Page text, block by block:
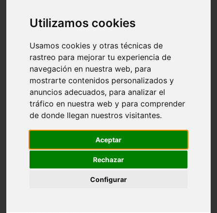
Utilizamos cookies
Usamos cookies y otras técnicas de
rastreo para mejorar tu experiencia de
navegación en nuestra web, para
mostrarte contenidos personalizados y
anuncios adecuados, para analizar el
tráfico en nuestra web y para comprender
de donde llegan nuestros visitantes.
Aceptar
Rechazar
Configurar
Valencia - chiva
Murcia - calasparra
Valencia - sagunt
Asturias - ribadesella
Castellón - benicàssim
Alicante - el-campello
Cádiz - rota
Madrid - las-rozas-de-madrid
Ciudad-real - ciudad-real
Madrid - tres-cantos
Las-palmas - yaiza
Alicante - elx